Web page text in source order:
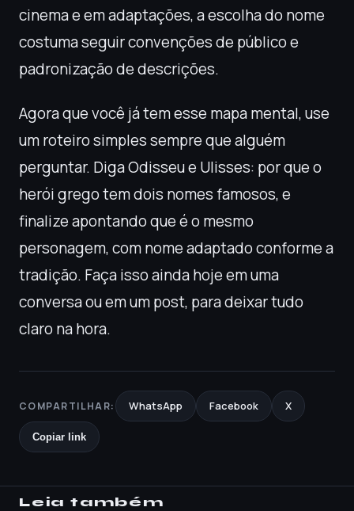
cinema e em adaptações, a escolha do nome
costuma seguir convenções de público e
padronização de descrições.
Agora que você já tem esse mapa mental, use
um roteiro simples sempre que alguém
perguntar. Diga Odisseu e Ulisses: por que o
herói grego tem dois nomes famosos, e
finalize apontando que é o mesmo
personagem, com nome adaptado conforme a
tradição. Faça isso ainda hoje em uma
conversa ou em um post, para deixar tudo
claro na hora.
COMPARTILHAR: WhatsApp Facebook X
Copiar link
Leia também